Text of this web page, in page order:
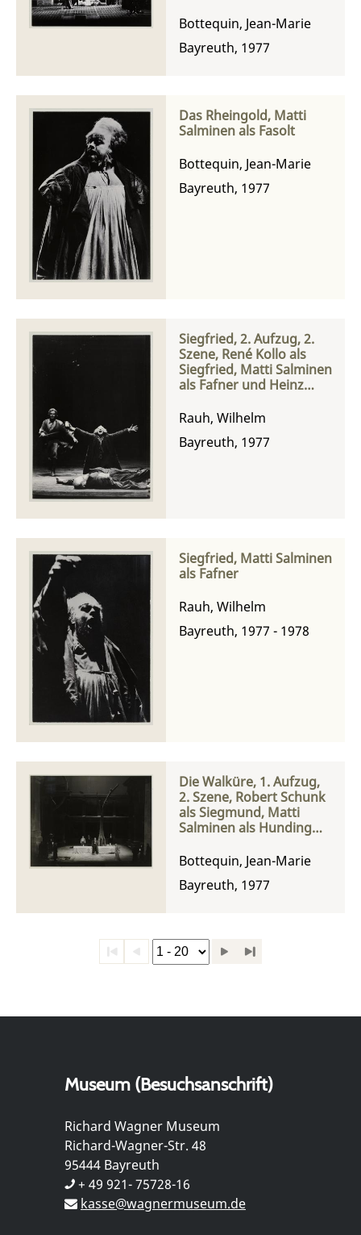
Wotan
Bottequin, Jean-Marie
Bayreuth, 1977
Das Rheingold, Matti
Salminen als Fasolt
Bottequin, Jean-Marie
Bayreuth, 1977
Siegfried, 2. Aufzug, 2.
Szene, René Kollo als
Siegfried, Matti Salminen
als Fafner und Heinz
Rauh, Wilhelm
Bayreuth, 1977
Siegfried, Matti Salminen
als Fafner
Rauh, Wilhelm
Bayreuth, 1977 - 1978
Die Walküre, 1. Aufzug,
2. Szene, Robert Schunk
als Siegmund, Matti
Salminen als Hunding
Sieglinde
Bottequin, Jean-Marie
Bayreuth, 1977
Museum (Besuchsanschrift)
Richard Wagner Museum
Richard-Wagner-Str. 48
95444 Bayreuth
+ 49 921- 75728-16
kasse@wagnermuseum.de